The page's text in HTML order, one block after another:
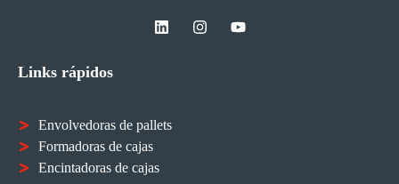
Links rápidos
Envolvedoras de pallets
Formadoras de cajas
Encintadoras de cajas